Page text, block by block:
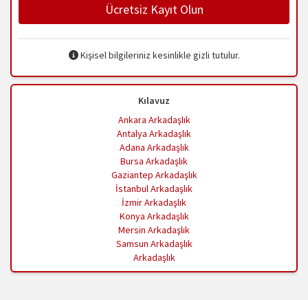
Ücretsiz Kayıt Olun
Kişisel bilgileriniz kesinlikle gizli tutulur.
Kılavuz
Ankara Arkadaşlık
Antalya Arkadaşlık
Adana Arkadaşlık
Bursa Arkadaşlık
Gaziantep Arkadaşlık
İstanbul Arkadaşlık
İzmir Arkadaşlık
Konya Arkadaşlık
Mersin Arkadaşlık
Samsun Arkadaşlık
Arkadaşlık